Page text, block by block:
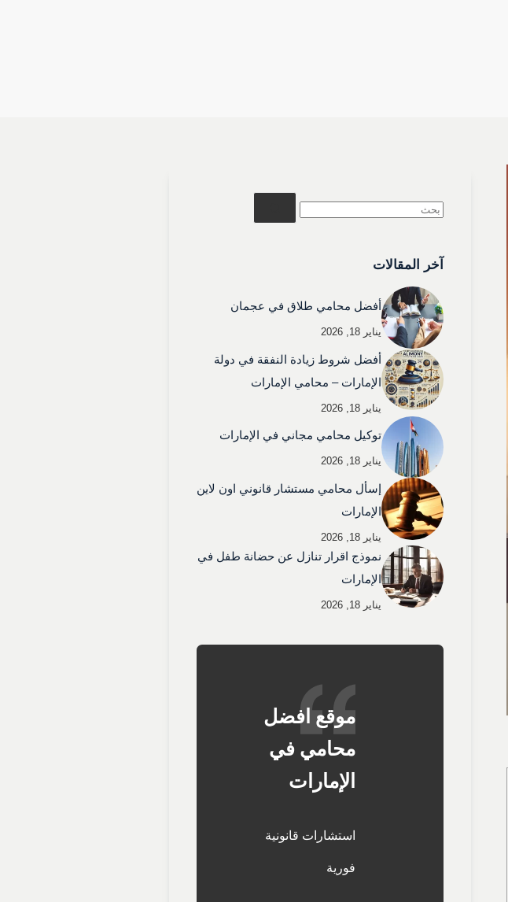
لا
توجد
آخر المقالات
أفضل محامي طلاق في عجمان
يناير 18, 2026
أفضل شروط زيادة النفقة في دولة
الإمارات – محامي الإمارات
يناير 18, 2026
توكيل محامي مجاني في الإمارات
يناير 18, 2026
إسأل محامي مستشار قانوني اون لاين
الإمارات
يناير 18, 2026
نموذج اقرار تنازل عن حضانة طفل في
الإمارات
يناير 18, 2026
موقع افضل
محامي في
الإمارات
استشارات قانونية
فورية